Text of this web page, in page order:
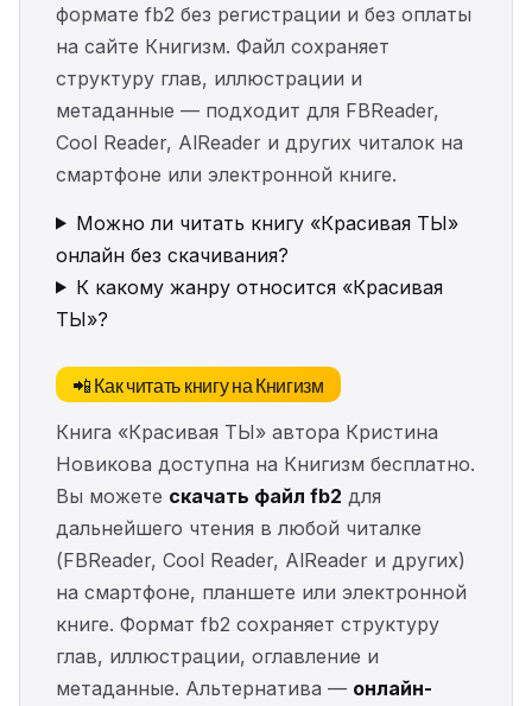
формате fb2 без регистрации и без оплаты
на сайте Книгизм. Файл сохраняет
структуру глав, иллюстрации и
метаданные — подходит для FBReader,
Cool Reader, AlReader и других читалок на
смартфоне или электронной книге.
Можно ли читать книгу «Красивая ТЫ»
онлайн без скачивания?
К какому жанру относится «Красивая
ТЫ»?
📲 Как читать книгу на Книгизм
Книга «Красивая ТЫ» автора Кристина
Новикова доступна на Книгизм бесплатно.
Вы можете скачать файл fb2 для
дальнейшего чтения в любой читалке
(FBReader, Cool Reader, AlReader и других)
на смартфоне, планшете или электронной
книге. Формат fb2 сохраняет структуру
глав, иллюстрации, оглавление и
метаданные. Альтернатива — онлайн-